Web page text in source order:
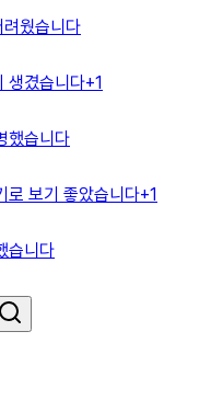
웠습니다
생겼습니다+1
했습니다
로 보기 좋았습니다+1
습니다